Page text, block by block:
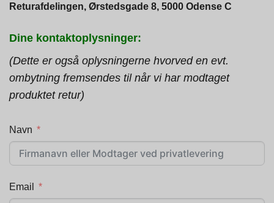
Returafdelingen, Ørstedsgade 8, 5000 Odense C
Dine kontaktoplysninger:
(Dette er også oplysningerne hvorved en evt.
ombytning fremsendes til når vi har modtaget
produktet retur)
Navn
Email